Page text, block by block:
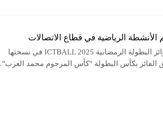
الأنشطة الرياضية في قطاع الاتصالات
قدمت شركتا كاردو وأورنج مصر جوائز البطولة الرمضانية ICTBALL 2025 في نسختها
الفائز بكأس البطولة "كأس المرحوم محمد العزب".